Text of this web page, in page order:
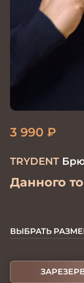
TRYDENT
Данного
3 990 ₽
ВЫБРАТЬ